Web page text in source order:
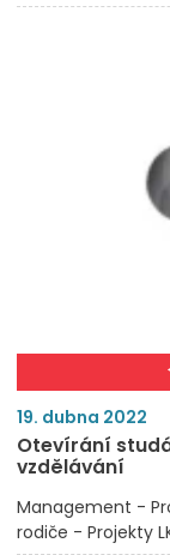
19. dubna 2022
Otevírání
vzdělávání
Management -
rodiče - Projekty